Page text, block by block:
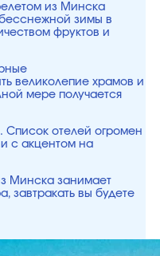
из Минска
зимы в
фруктов и
великолепие храмов и
мере получается
Список отелей огромен
с акцентом на
Минска занимает
завтракать вы будете